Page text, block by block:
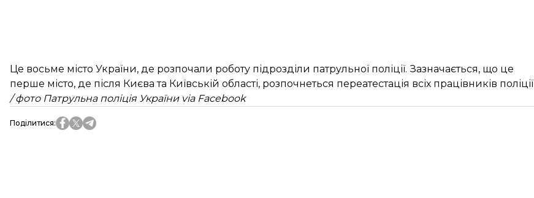
Це восьме місто України, де розпочали роботу підрозділи патрульної поліції. Зазначається, що це
перше місто, де після Києва та Київській області, розпочнеться переатестація всіх працівників поліції
/ фото Патрульна поліція України via Facebook
Поділитися: